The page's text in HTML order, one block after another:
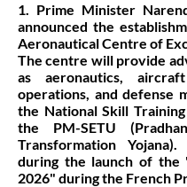
1. Prime Minister
announced the
Aeronautical Centre of
The centre will provide
as aeronautics,
operations, and defense
the National Skill
the PM-SETU
Transformation
during the launch of the
2026" during the French